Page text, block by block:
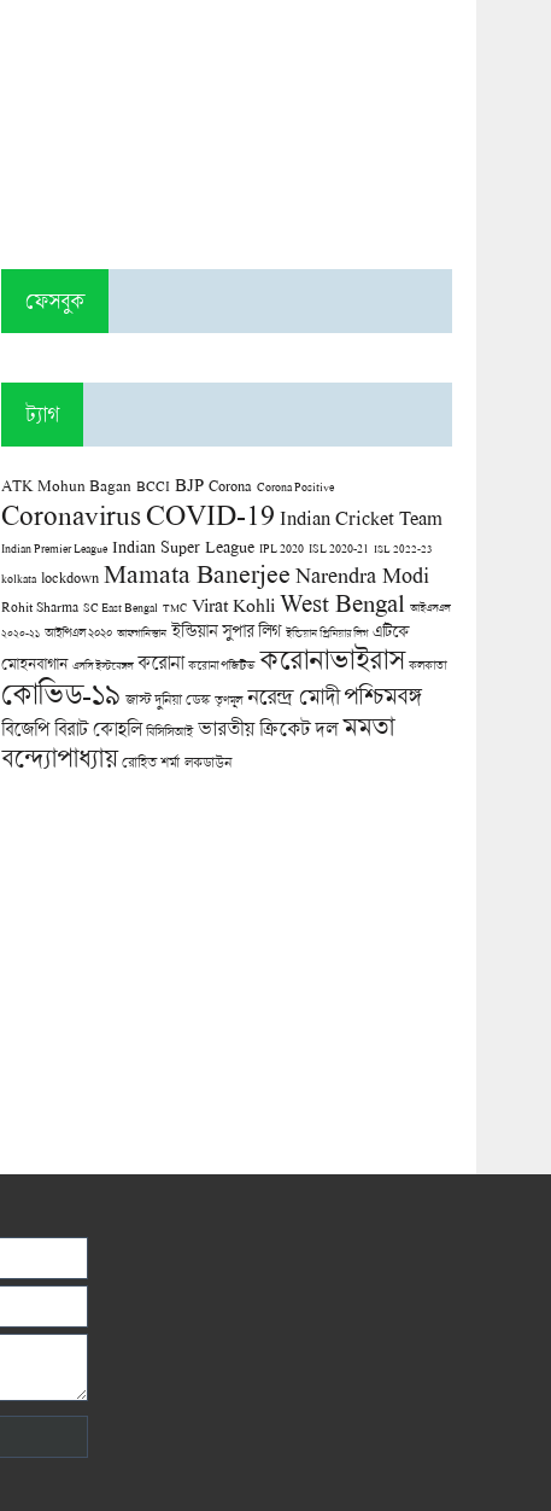
ফেসবুক
ট্যাগ
ATK Mohun Bagan BCCI BJP Corona Corona Positive
CoronavirusCOVID-19 Indian Cricket Team
Indian Premier League Indian Super League IPL 2020 ISL 2020-21 ISL 2022-23
kolkata lockdown Mamata Banerjee Narendra Modi
Rohit Sharma SC East Bengal TMC Virat Kohli West Bengal আইএসএল
২০২০-২১ আইপিএল ২০২০ আফগানিস্তান ইন্ডিয়ান সুপার লিগ ইন্ডিয়ান প্রিমিয়ার লিগ এটিকে
মোহনবাগান এসসি ইস্টবেঙ্গল করোনা করোনা পজিটিভ করোনাভাইরাস কলকাতা
কোভিড-১৯ জাস্ট দুনিয়া ডেস্ক তৃণমূল নরেন্দ্র মোদী পশ্চিমবঙ্গ
বিজেপি বিরাট কোহলি বিসিসিআই ভারতীয় ক্রিকেট দল মমতা
বন্দ্যোপাধ্যায় রোহিত শর্মা লকডাউন